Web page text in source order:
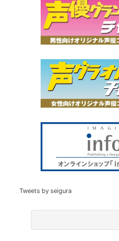
Tweets by seigura